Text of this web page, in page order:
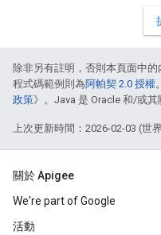
除非另有註明，否則本頁面中的
程式碼範例則為阿帕契 2.0 授權
政策》。Java 是 Oracle 和/或其
上次更新時間：2026-02-03 (世
關於 Apigee
We're part of Google
活動